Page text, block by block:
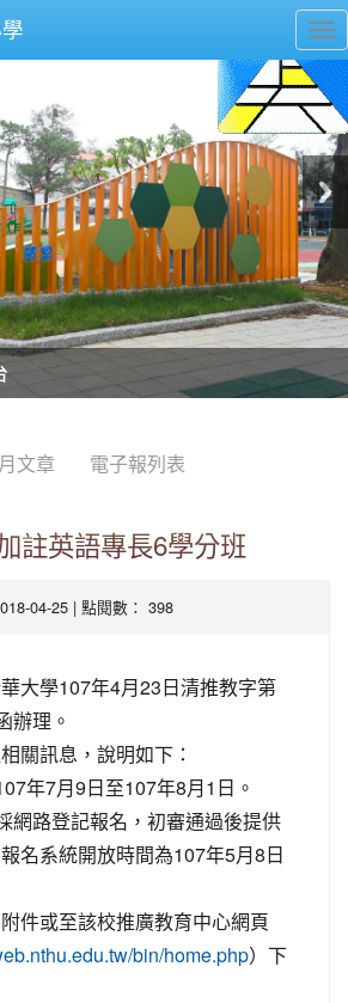
的來源
的來源
意象的中廊
意象的中廊
文章 電子報列表
註英語專長6學分班
04-25 | 點閱數： 398
大學107年4月23日清推教字第
辦理。
關訊息，說明如下：
年7月9日至107年8月1日。
網路登記報名，初審通過後提供
名系統開放時間為107年5月8日
件或至該校推廣教育中心網頁
bin/home.php）下